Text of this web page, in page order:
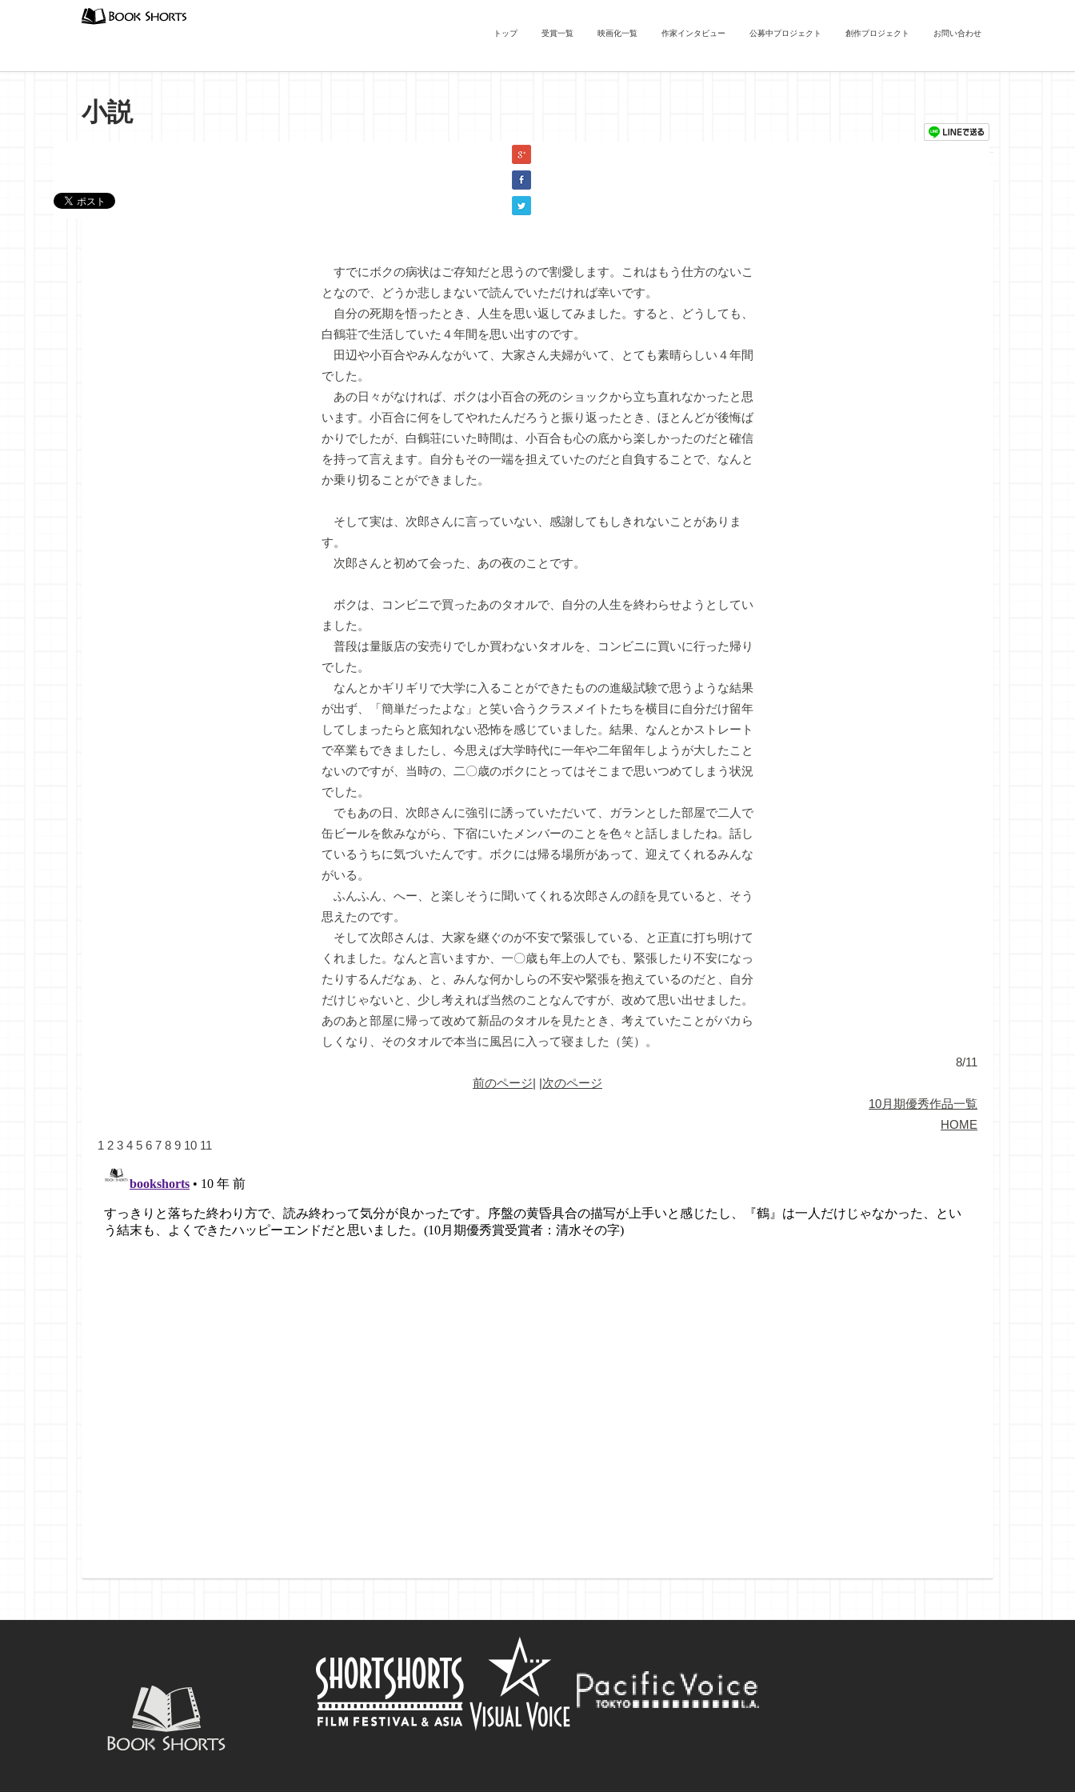
トップ 受賞一覧 映画化一覧 作家インタビュー 公募中プロジェクト 創作プロジェクト お問い合わせ
小説
『トウダイモトクラシー』シトフキワイ（『鶴の恩返し』）
すでにボクの病状はご存知だと思うので割愛します。これはもう仕方のないこ
となので、どうか悲しまないで読んでいただければ幸いです。
自分の死期を悟ったとき、人生を思い返してみました。すると、どうしても、
白鶴荘で生活していた４年間を思い出すのです。
田辺や小百合やみんながいて、大家さん夫婦がいて、とても素晴らしい４年間
でした。
あの日々がなければ、ボクは小百合の死のショックから立ち直れなかったと思
います。小百合に何をしてやれたんだろうと振り返ったとき、ほとんどが後悔ば
かりでしたが、白鶴荘にいた時間は、小百合も心の底から楽しかったのだと確信
を持って言えます。自分もその一端を担えていたのだと自負することで、なんと
か乗り切ることができました。
そして実は、次郎さんに言っていない、感謝してもしきれないことがありま
す。
次郎さんと初めて会った、あの夜のことです。
ボクは、コンビニで買ったあのタオルで、自分の人生を終わらせようとしてい
ました。
普段は量販店の安売りでしか買わないタオルを、コンビニに買いに行った帰り
でした。
なんとかギリギリで大学に入ることができたものの進級試験で思うような結果
が出ず、「簡単だったよな」と笑い合うクラスメイトたちを横目に自分だけ留年
してしまったらと底知れない恐怖を感じていました。結果、なんとかストレート
で卒業もできましたし、今思えば大学時代に一年や二年留年しようが大したこと
ないのですが、当時の、二〇歳のボクにとってはそこまで思いつめてしまう状況
でした。
でもあの日、次郎さんに強引に誘っていただいて、ガランとした部屋で二人で
缶ビールを飲みながら、下宿にいたメンバーのことを色々と話しましたね。話し
ているうちに気づいたんです。ボクには帰る場所があって、迎えてくれるみんな
がいる。
ふんふん、へー、と楽しそうに聞いてくれる次郎さんの顔を見ていると、そう
思えたのです。
そして次郎さんは、大家を継ぐのが不安で緊張している、と正直に打ち明けて
くれました。なんと言いますか、一〇歳も年上の人でも、緊張したり不安になっ
たりするんだなぁ、と、みんな何かしらの不安や緊張を抱えているのだと、自分
だけじゃないと、少し考えれば当然のことなんですが、改めて思い出せました。
あのあと部屋に帰って改めて新品のタオルを見たとき、考えていたことがバカら
しくなり、そのタオルで本当に風呂に入って寝ました（笑）。
8/11
前のページ| |次のページ
10月期優秀作品一覧
HOME
1 2 3 4 5 6 7 8 9 10 11